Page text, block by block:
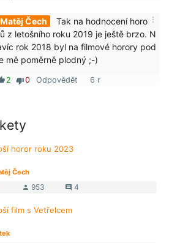
Matěj Čech more_vert
Tak na hodnocení horo
z letošního roku 2019 je ještě brzo. N
rok 2018 byl na filmové horory pod
mě poměrně plodný ;-)
2 thumb_down0 Odpovědět 6 r
horor roku 2023
Čech
person 953 comment 4
film s Vetřelcem